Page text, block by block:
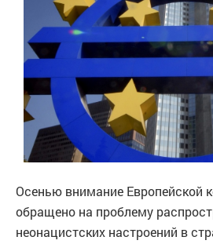
Осенью внимание Европейской
обращено на проблему
неонацистских настроений в